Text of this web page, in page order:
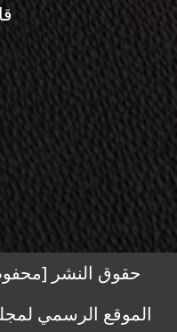
حقوق النشر
الموقع الرسمي